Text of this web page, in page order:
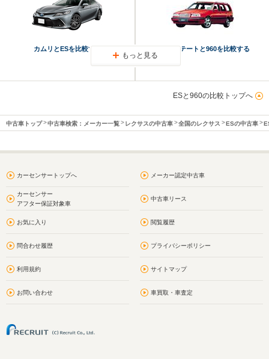
カムリとESを比較する 850エステートと960を比較する
もっと見る
ESと960の比較トップへ
中古車トップ 中古車検索：メーカー一覧 レクサスの中古車 全国のレクサス ESの中古車
カーセンサートップへ メーカー認定中古車
カーセンサー
アフター保証対象車
中古車リース
お気に入り 閲覧履歴
問合わせ履歴 プライバシーポリシー
利用規約 サイトマップ
お問い合わせ 車買取・車査定